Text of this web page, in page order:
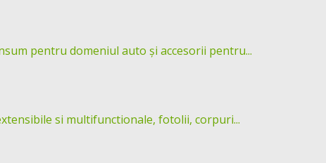
pentru domeniul auto și accesorii pentru...
si multifunctionale, fotolii, corpuri...